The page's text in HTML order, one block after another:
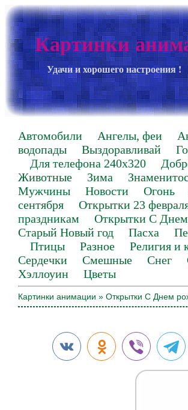
Картинки
Удачи и хорошего настроения !
Автомобили Ангелы, феи
водопады
Выздоравливай
Для телефона 240х320
Животные
Зима
Мужчины
Новости Огонь
сентября
Открытки 23
праздникам
Открытки С
Старый Новый год
Пасха
Птицы
Разное Религия и
Сердечки
Смешные Снег
Хэллоуин
Цветы
Картинки анимации » Открытки С Днем